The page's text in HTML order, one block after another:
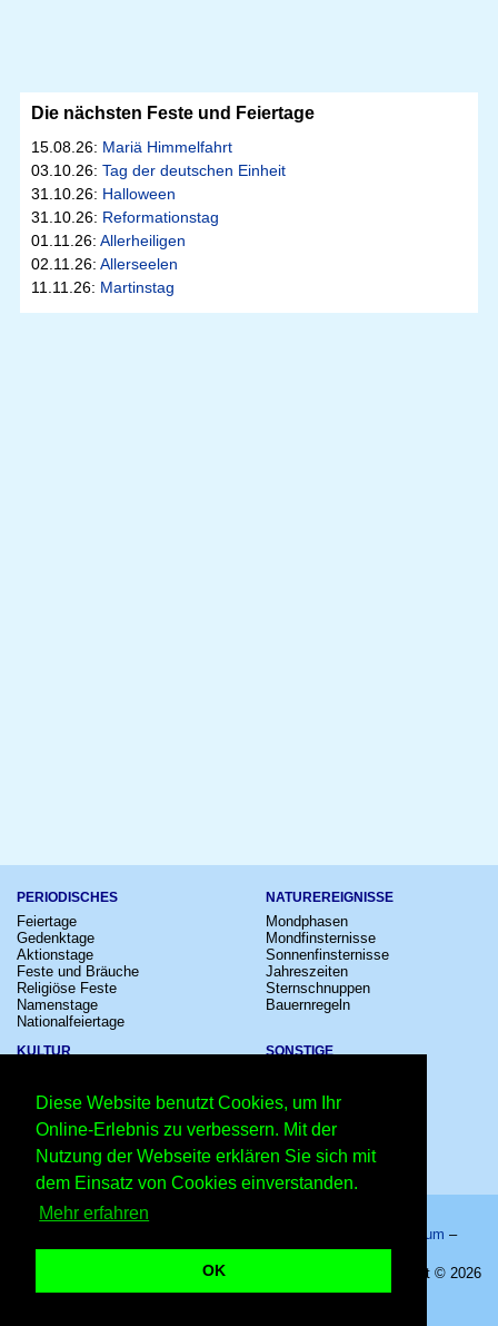
Diese Website benutzt Cookies, um Ihr
Online-Erlebnis zu verbessern. Mit der
Nutzung der Webseite erklären Sie sich mit
dem Einsatz von Cookies einverstanden.
Mehr erfahren
OK
Die nächsten Feste und Feiertage
15.08.26: Mariä Himmelfahrt
03.10.26: Tag der deutschen Einheit
31.10.26: Halloween
31.10.26: Reformationstag
01.11.26: Allerheiligen
02.11.26: Allerseelen
11.11.26: Martinstag
PERIODISCHES
Feiertage
Gedenktage
Aktionstage
Feste und Bräuche
Religiöse Feste
Namenstage
Nationalfeiertage
NATUREREIGNISSE
Mondphasen
Mondfinsternisse
Sonnenfinsternisse
Jahreszeiten
Sternschnuppen
Bauernregeln
KULTUR
Kinostarts
Festivals
Großevents
Comedy
Shows
SONSTIGE
Sternzeichen
Schalttage
Wahltage
Erinnerungen
Volksfeste
Impressum –
Datenschutzhinweis–Kontakt
Lerne-wie-Kompostieren-geht-Tag 2026 - 29.05.2026 – Copyright © 2026
Kleiner Kalender